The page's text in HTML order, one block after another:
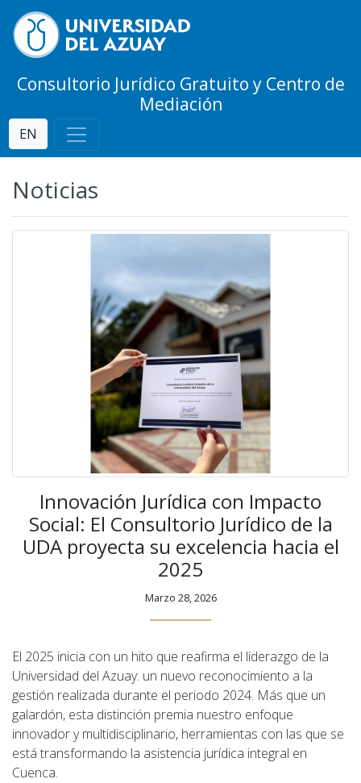
Consultorio Jurídico Gratuito y Centro de
Mediación
EN
Noticias
Innovación Jurídica con Impacto
Social: El Consultorio Jurídico de la
UDA proyecta su excelencia hacia el
2025
Marzo 28, 2026
El 2025 inicia con un hito que reafirma el liderazgo de la
Universidad del Azuay: un nuevo reconocimiento a la
gestión realizada durante el periodo 2024. Más que un
galardón, esta distinción premia nuestro enfoque
innovador y multidisciplinario, herramientas con las que se
está transformando la asistencia jurídica integral en
Cuenca.